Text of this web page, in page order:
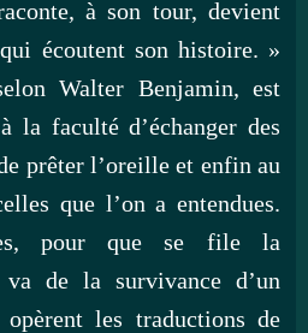
à son tour, devient
écoutent son histoire. »
Walter Benjamin, est
la faculté d’échanger des
prêter l’oreille et enfin au
que l’on a entendues.
pour que se file la
de la survivance d’un
les traductions de